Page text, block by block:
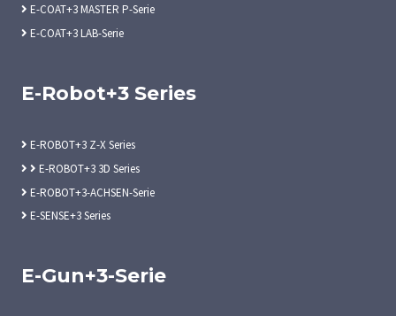
E-COAT+3 MASTER P-Serie
E-COAT+3 LAB-Serie
E-Robot+3 Series
E-ROBOT+3 Z-X Series
E-ROBOT+3 3D Series
E-ROBOT+3-ACHSEN-Serie
E-SENSE+3 Series
E-Gun+3-Serie